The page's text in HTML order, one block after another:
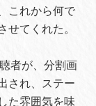
これから何で
てくれた。
者が、分割画
され、ステー
た雰囲気を味